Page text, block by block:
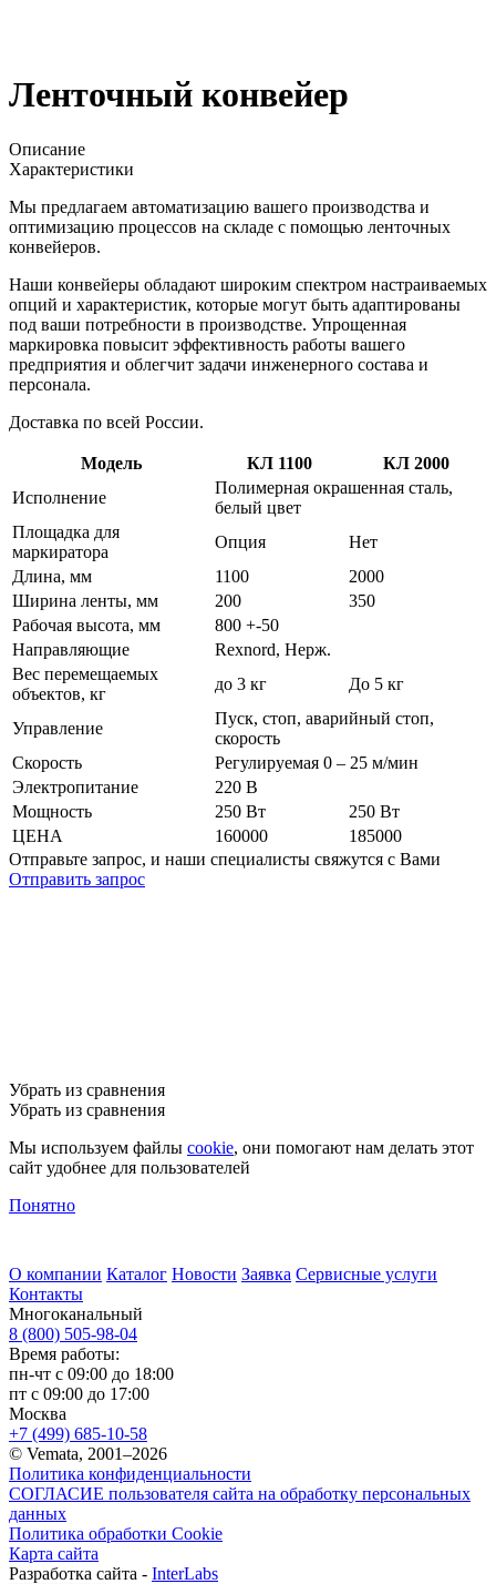
Ленточный конвейер
Описание
Характеристики
Мы предлагаем автоматизацию вашего производства и
оптимизацию процессов на складе с помощью ленточных
конвейеров.
Наши конвейеры обладают широким спектром настраиваемых
опций и характеристик, которые могут быть адаптированы
под ваши потребности в производстве. Упрощенная
маркировка повысит эффективность работы вашего
предприятия и облегчит задачи инженерного состава и
персонала.
Доставка по всей России.
Модель КЛ 1100
КЛ 2000
Исполнение
Полимерная окрашенная сталь,
белый цвет
Площадка для
маркиратора
Опция
Нет
Длина, мм
1100
2000
Ширина ленты, мм
200
350
Рабочая высота, мм
800 +-50
Направляющие
Rexnord, Нерж.
Вес перемещаемых
объектов, кг
до 3 кг До 5 кг
Управление
Пуск, стоп, аварийный стоп,
скорость
Скорость
Регулируемая 0 – 25 м/мин
Электропитание
220 В
Мощность
250 Вт
250 Вт
ЦЕНА
160000
185000
Отправьте запрос, и наши специалисты свяжутся с Вами
Отправить запрос
Убрать из сравнения
Убрать из сравнения
Мы используем файлы cookie, они помогают нам делать этот
сайт удобнее для пользователей
Понятно
О компании Каталог Новости Заявка Сервисные услуги
Контакты
Многоканальный
8 (800) 505-98-04
Время работы:
пн-чт с 09:00 до 18:00
пт с 09:00 до 17:00
Москва
+7 (499) 685-10-58
© Vemata, 2001–2026
Политика конфиденциальности
СОГЛАСИЕ пользователя сайта на обработку персональных
данных
Политика обработки Cookie
Карта сайта
Разработка сайта - InterLabs